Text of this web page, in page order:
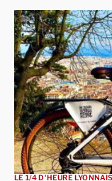
LE 1/4 D'HEURE LYONNAIS